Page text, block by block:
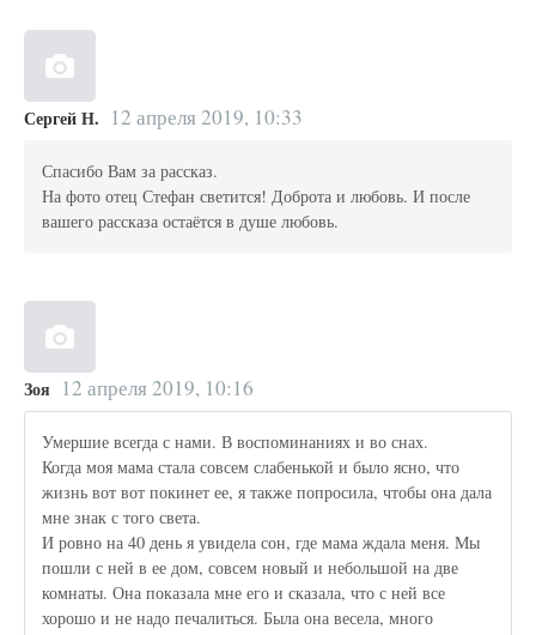
Сергей Н. 12 апреля 2019, 10:33
Спасибо Вам за рассказ.
На фото отец Стефан светится! Доброта и любовь. И после
вашего рассказа остаётся в душе любовь.
Зоя 12 апреля 2019, 10:16
Умершие всегда с нами. В воспоминаниях и во снах.
Когда моя мама стала совсем слабенькой и было ясно, что
жизнь вот вот покинет ее, я также попросила, чтобы она дала
мне знак с того света.
И ровно на 40 день я увидела сон, где мама ждала меня. Мы
пошли с ней в ее дом, совсем новый и небольшой на две
комнаты. Она показала мне его и сказала, что с ней все
хорошо и не надо печалиться. Была она весела, много